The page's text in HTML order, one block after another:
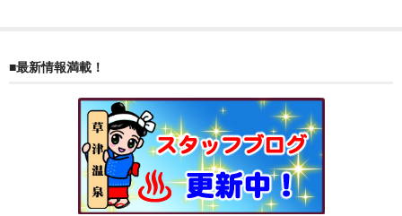
ケーキ
■最新情報満載！